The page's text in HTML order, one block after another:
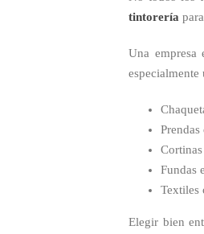
tintorería
Una empresa
especialmente
Fundas
Textiles
Elegir bien